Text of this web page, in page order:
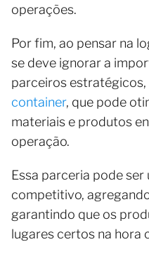
operações.
Por fim, ao pensar na
se deve ignorar a
parceiros estratégicos,
container, que pode
materiais e produtos
operação.
Essa parceria pode ser
competitivo,
garantindo que os
lugares certos na hora